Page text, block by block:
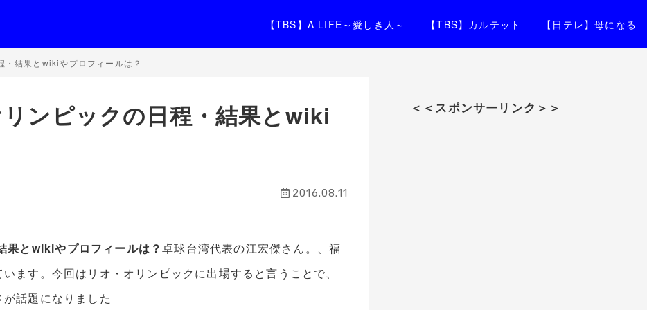
【TBS】A LIFE～愛しき人～ 【TBS】カルテット 【日テレ】母になる
・結果とwikiやプロフィールは？
ンピックの日程・結果とwiki
2016.08.11
果とwikiやプロフィールは？卓球台湾代表の江宏傑さん。、福
ます。今回はリオ・オリンピックに出場すると言うことで、
話題になりました
＜＜スポンサーリンク＞＞